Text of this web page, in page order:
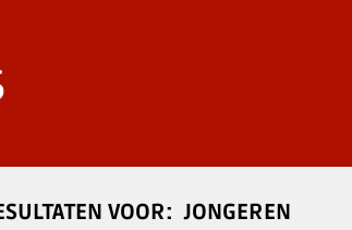
JONGEREN